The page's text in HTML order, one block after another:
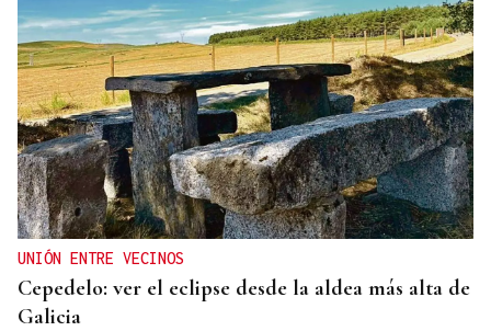
UNIÓN ENTRE VECINOS
Cepedelo: ver el eclipse desde la aldea más alta de
Galicia